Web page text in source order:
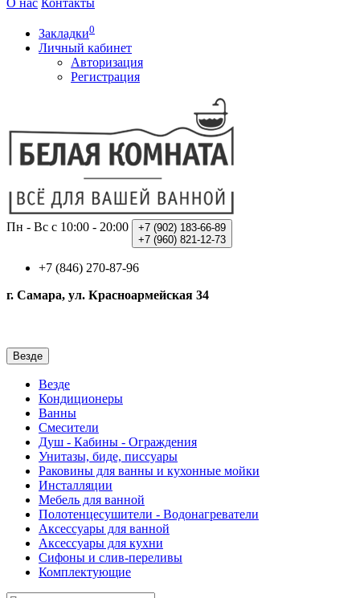
О нас Контакты
Закладки0
Личный кабинет
Авторизация
Регистрация
Пн - Вс с 10:00 - 20:00 +7 (902) 183-66-89
+7 (960) 821-12-73
+7 (846) 270-87-96
г. Самара, ул. Красноармейская 34
Везде
Везде
Кондиционеры
Ванны
Смесители
Душ - Кабины - Ограждения
Унитазы, биде, писсуары
Раковины для ванны и кухонные мойки
Инсталляции
Мебель для ванной
Полотенцесушители - Водонагреватели
Аксессуары для ванной
Аксессуары для кухни
Сифоны и слив-переливы
Комплектующие